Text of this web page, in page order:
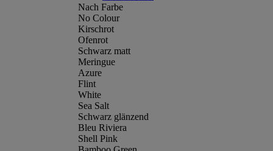
Nach Farbe
No Colour
Kirschrot
Ofenrot
Schwarz matt
Meringue
Azure
Flint
White
Sea Salt
Schwarz glänzend
Bleu Riviera
Shell Pink